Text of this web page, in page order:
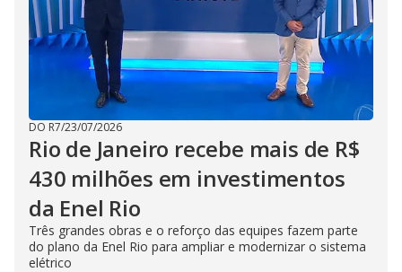
DO R7/23/07/2026
Rio de Janeiro recebe mais de R$
430 milhões em investimentos
da Enel Rio
Três grandes obras e o reforço das equipes fazem parte
do plano da Enel Rio para ampliar e modernizar o sistema
elétrico